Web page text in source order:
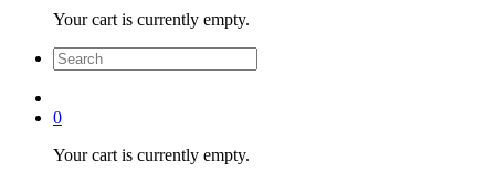
Your cart is currently empty.
0
Your cart is currently empty.